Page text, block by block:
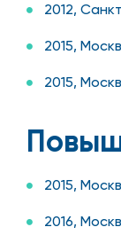
2012,
2015,
2015,
2015,
2016,